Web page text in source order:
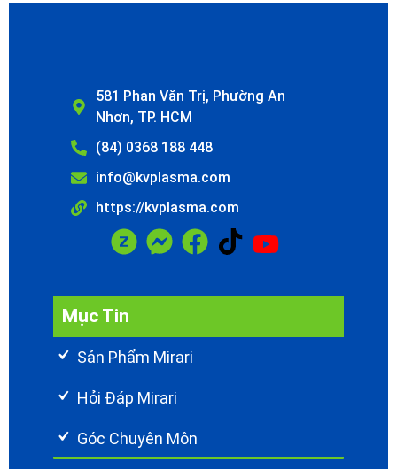
581 Phan Văn Trị, Phường An
Nhơn, TP. HCM
(84) 0368 188 448
info@kvplasma.com
https://kvplasma.com
Mục Tin
Sản Phẩm Mirari
Hỏi Đáp Mirari
Góc Chuyên Môn